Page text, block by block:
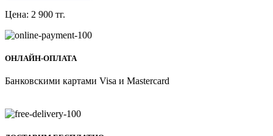
Цена: 2 900 тг.
ОНЛАЙН-ОПЛАТА
Банковскими картами Visa и Mastercard